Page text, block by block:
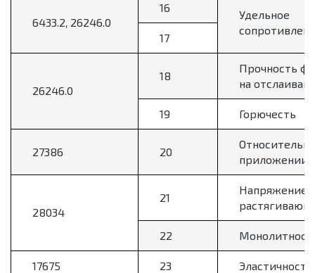
6433.2, 26246.0
16
Удельное
17
26246.0
18
Прочность
на
19 Горючесть
27386 20
приложении
28034
21
Напряжение
22
17675 23 Эластичность